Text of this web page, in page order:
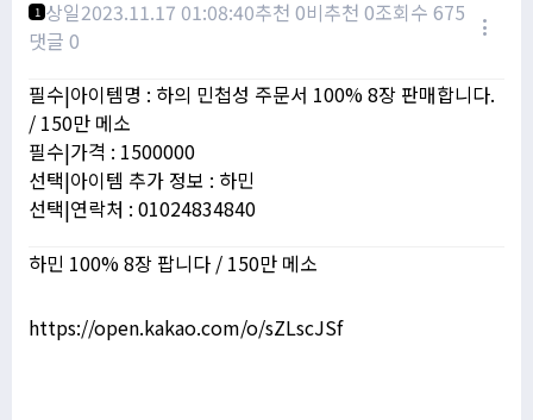
1 상일2023.11.17 01:08:40추천 0비추천 0조회수 675
댓글 0
필수|아이템명 : 하의 민첩성 주문서 100% 8장 판매합니다.
/ 150만 메소
필수|가격 : 1500000
선택|아이템 추가 정보 : 하민
선택|연락처 : 01024834840
하민 100% 8장 팝니다 / 150만 메소
https://open.kakao.com/o/sZLscJSf